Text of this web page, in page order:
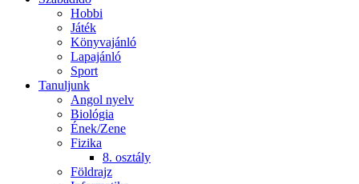
Hobbi
Játék
Könyvajánló
Lapajánló
Sport
Tanuljunk
Angol nyelv
Biológia
Ének/Zene
Fizika
8. osztály
Földrajz